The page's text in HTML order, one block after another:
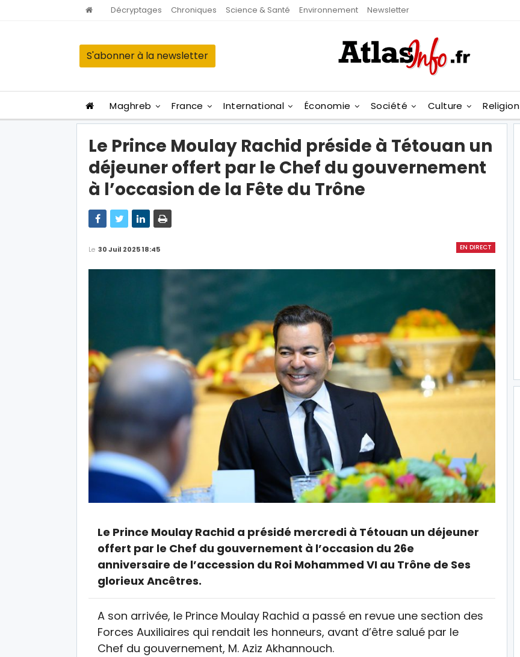
Décryptages Chroniques Science & Santé Environnement Newsletter
S'abonner à la newsletter
Maghreb France International Économie Société Culture Religion
Le Prince Moulay Rachid préside à Tétouan un
déjeuner offert par le Chef du gouvernement
à l’occasion de la Fête du Trône
EN DIRECT
Le 30 Juil 2025 18:45
Le Prince Moulay Rachid a présidé mercredi à Tétouan un déjeuner
offert par le Chef du gouvernement à l’occasion du 26e
anniversaire de l’accession du Roi Mohammed VI au Trône de Ses
glorieux Ancêtres.
A son arrivée, le Prince Moulay Rachid a passé en revue une section des
Forces Auxiliaires qui rendait les honneurs, avant d’être salué par le
Chef du gouvernement, M. Aziz Akhannouch.